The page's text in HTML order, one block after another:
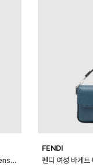
펜디 여성 바게트 미니 백 - Fendi Womens Baguette Mini Bag - …
FENDI